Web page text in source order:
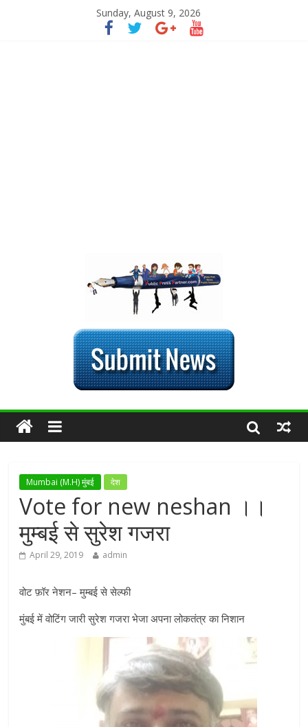
Sunday, August 9, 2026
Mumbai (M.H) मुंबई देश
Vote for new neshan ।।
मुम्बई से सुरेश गजरा
April 29, 2019 admin
वोट फ़ॉर नेशन– मुम्बई से सेल्फी
मुंबई में वोटिंग जारी सुरेश गजरा भेजा अपना लोकतंत्र का निशान